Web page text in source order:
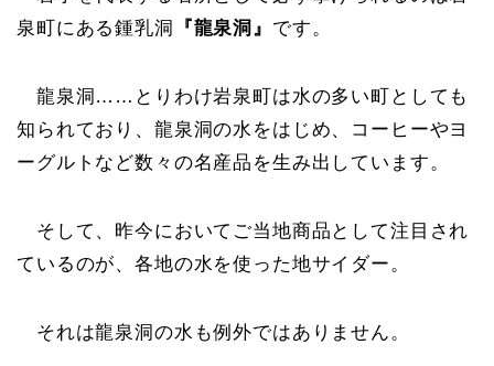
泉町にある鍾乳洞
『龍泉洞』 です。
龍泉洞……とりわけ岩泉町は水の多い町としても
知られており、龍泉洞の水をはじめ、コーヒーやヨ
ーグルトなど数々の名産品を生み出しています。
そして、昨今においてご当地商品として注目され
ているのが、各地の水を使った地サイダー。
それは龍泉洞の水も例外ではありません。